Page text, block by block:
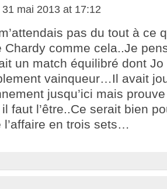
31 mai 2013 at 17:12
pas du tout à ce
Chardy comme cela..Je
un match équilibré dont Jo
vainqueur…Il avait
jusqu’ici mais
faut l’être..Ce serait bien
l’affaire en trois sets…